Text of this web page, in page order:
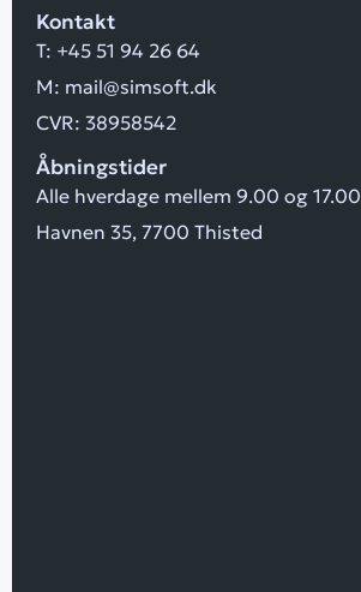
Kontakt
T: +45 51 94 26 64
M: mail@simsoft.dk
CVR: 38958542
Åbningstider
Alle hverdage mellem 9.00 og 17.00
Havnen 35, 7700 Thisted